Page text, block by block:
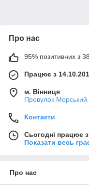
Про нас
95% позитивних з 38
Працює з
м. Вінниця
Провулок Морський
Контакти
Сьогодні працює
Показати весь
Про нас